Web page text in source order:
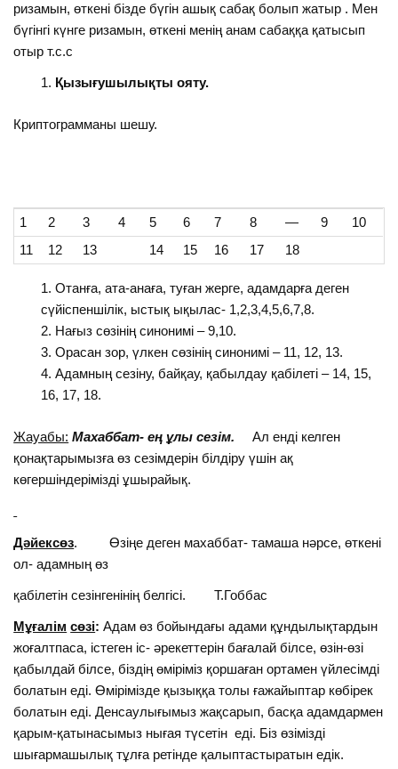
ризамын, өткені бізде бүгін ашық сабақ болып жатыр . Мен
бүгінгі күнге ризамын, өткені менің анам сабаққа қатысып
отыр т.с.с
Қызығушылықты ояту.
Криптограмманы шешу.
1 2 3 4 5 6 7 8 — 9
10
11
12 13 14 15 16 17 18
Отанға, ата-анаға, туған жерге, адамдарға деген
сүйіспеншілік, ыстық ықылас- 1,2,3,4,5,6,7,8.
Нағыз сөзінің синонимі – 9,10.
Орасан зор, үлкен сөзінің синонимі – 11, 12, 13.
Адамның сезіну, байқау, қабылдау қабілеті – 14, 15,
16, 17, 18.
Жауабы: Махаббат- ең ұлы сезім. Ал енді келген
қонақтарымызға өз сезімдерін білдіру үшін ақ
көгершіндерімізді ұшырайық.
Дәйексөз. Өзіңе деген махаббат- тамаша нәрсе, өткені
ол- адамның өз
қабілетін сезінгенінің белгісі. Т.Гоббас
Мұғалім сөзі: Адам өз бойындағы адами құндылықтардын
жоғалтпаса, істеген іс- әрекеттерін бағалай білсе, өзін-өзі
қабылдай білсе, біздің өміріміз қоршаған ортамен үйлесімді
болатын еді. Өмірімізде қызыққа толы ғажайыптар көбірек
болатын еді. Денсаулығымыз жақсарып, басқа адамдармен
қарым-қатынасымыз нығая түсетін еді. Біз өзімізді
шығармашылық тұлға ретінде қалыптастыратын едік.